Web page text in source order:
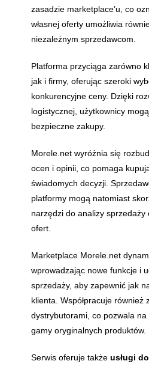
zasadzie marketplace’u, co
własnej oferty umożliwia
niezależnym sprzedawcom.
Platforma przyciąga zarówno
jak i firmy, oferując szeroki
konkurencyjne ceny. Dzięki
logistycznej, użytkownicy
bezpieczne zakupy.
Morele.net wyróżnia się
ocen i opinii, co pomaga
świadomych decyzji.
platformy mogą natomiast
narzędzi do analizy sprzedaży
ofert.
Marketplace Morele.net
wprowadzając nowe funkcje i
sprzedaży, aby zapewnić jak
klienta. Współpracuje również
dystrybutorami, co pozwala
gamy oryginalnych produktów.
Serwis oferuje takżeusługi